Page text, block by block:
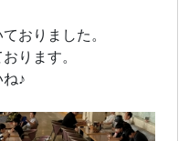
おりました。
ります。
♪